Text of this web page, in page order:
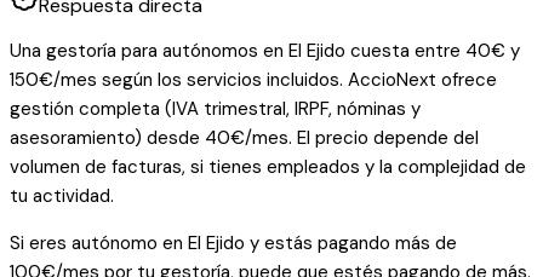
Respuesta directa
Una gestoría para autónomos en El Ejido cuesta entre 40€ y
150€/mes según los servicios incluidos. AccioNext ofrece
gestión completa (IVA trimestral, IRPF, nóminas y
asesoramiento) desde 40€/mes. El precio depende del
volumen de facturas, si tienes empleados y la complejidad de
tu actividad.
Si eres autónomo en El Ejido y estás pagando más de